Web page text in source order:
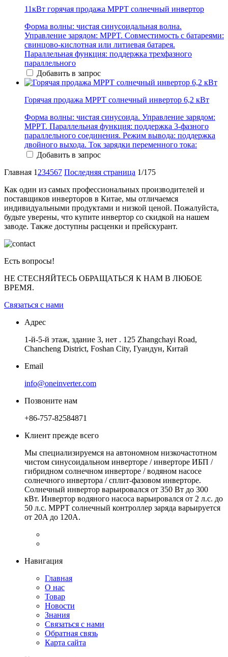
11кВт горячая продажа MPPT солнечный инвертор
Форма волны: чистая синусоидальная волна.
Управление зарядом: MPPT. Совместимость с батареями:
свинцово-кислотная или литиевая батарея.
Параллельная функция: поддержка трехфазного
параллельного
Добавить в запрос
Горячая продажа MPPT солнечный инвертор 6,2 кВт
Форма волны: чистая синусоида. Управление зарядом:
MPPT. Параллельная функция: поддержка 3-фазного
параллельного соединения. Режим вывода: поддержка
двойного выхода. Ток зарядки переменного тока:
Добавить в запрос
Главная 1 234567 Последняя страница 1/175
Как один из самых профессиональных производителей и
поставщиков инверторов в Китае, мы отличаемся
индивидуальными продуктами и низкой ценой. Пожалуйста,
будьте уверены, что купите инвертор со скидкой на нашем
заводе. Также доступны расценки и прейскурант.
Есть вопросы!
НЕ СТЕСНЯЙТЕСЬ ОБРАЩАТЬСЯ К НАМ В ЛЮБОЕ
ВРЕМЯ.
Связаться с нами
Адрес
1-й-5-й этаж, здание 3, нет . 125 Zhangchayi Road,
Chancheng District, Foshan City, Гуандун, Китай
Email
info@oneinverter.com
Позвоните нам
+86-757-82584871
Клиент прежде всего
Мы специализируемся на автономном низкочастотном
чистом синусоидальном инверторе / инверторе ИБП /
гибридном солнечном инверторе / водяном насосе
солнечного инвертора / сплит-фазовом инверторе.
Солнечный инвертор варьировался от 350 Вт до 300
кВт. Инвертор водяного насоса варьировался от 2 л.с. до
50 л.с. MPPT солнечный контроллер заряда варьируется
от 20A до 120A.
Навигация
Главная
О нас
Товар
Новости
Знания
Связаться с нами
Обратная связь
Карта сайта